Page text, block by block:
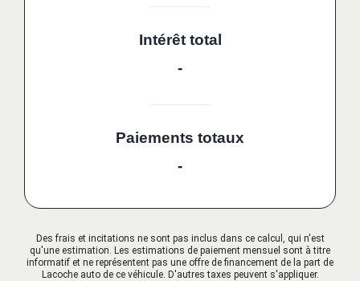
Intérêt total
-
Paiements totaux
-
Des frais et incitations ne sont pas inclus dans ce calcul, qui n'est
qu'une estimation. Les estimations de paiement mensuel sont à titre
informatif et ne représentent pas une offre de financement de la part de
Lacoche auto de ce véhicule. D'autres taxes peuvent s'appliquer.